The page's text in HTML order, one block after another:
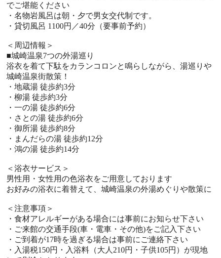
でご堪能ください
・名物岩風呂は朝・夕で男女交代制です。
・貸切風呂 1100円／40分（要事前予約）
＜周辺情報＞
■城崎温泉7つの外湯巡り
浴衣を着て下駄をカランコロンと鳴らしながら、湯巡りや
城崎温泉街散策！
・地蔵湯 徒歩約3分
・柳湯 徒歩約3分
・一の湯 徒歩約6分
・さとの湯 徒歩約6分
・御所湯 徒歩約8分
・まんだらの湯 徒歩約12分
・鴻の湯 徒歩約14分
＜浴衣サービス＞
男性用・女性用の色浴衣をご用意しております
お好みの浴衣に着替えて、城崎温泉の外湯めぐりや散策に
＜注意事項＞
・食材アレルギーがある場合には事前にお知らせ下さい
・ご来館の交通手段(車・電車・その他)をご記入下さい
・ご到着が17時を過ぎる場合は事前にご連絡下さい
・入湯税150円・入浴料（大人210円・子供105円）が現地